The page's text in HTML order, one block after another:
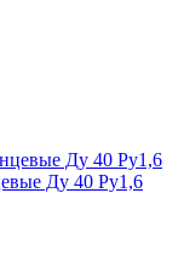
Ду 40 Ру1,6